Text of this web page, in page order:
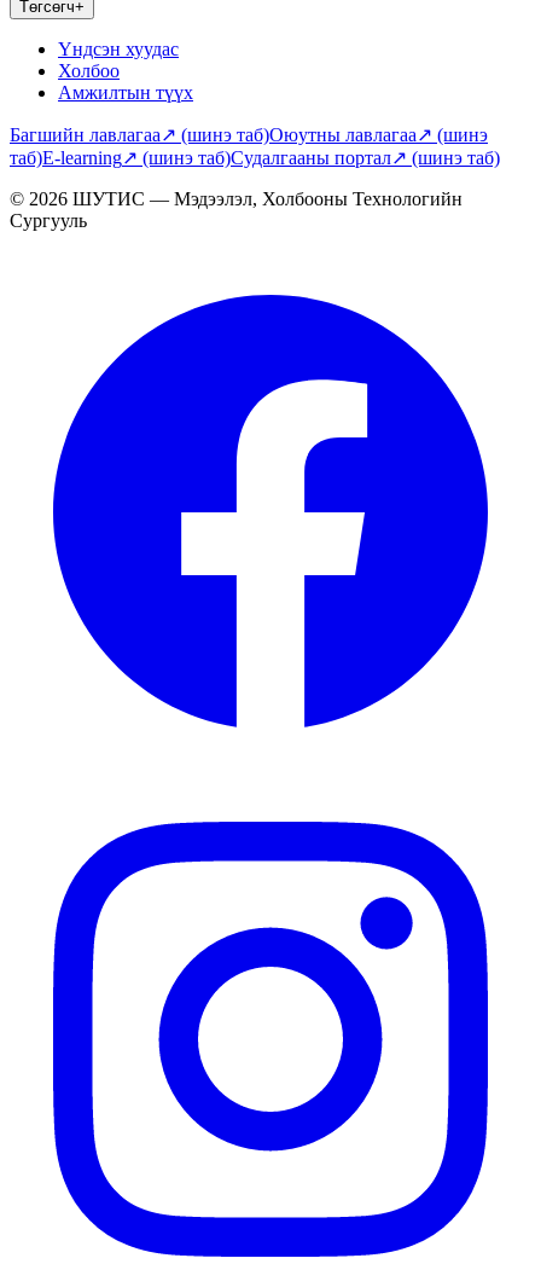
Төгсөгч+
Үндсэн хуудас
Холбоо
Амжилтын түүх
Багшийн лавлагаа↗ (шинэ таб)Оюутны лавлагаа↗ (шинэ
таб)E-learning↗ (шинэ таб)Судалгааны портал↗ (шинэ таб)
© 2026 ШУТИС — Мэдээлэл, Холбооны Технологийн
Сургууль